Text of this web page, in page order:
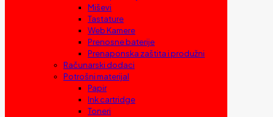
Miševi
Tastature
Web Kamere
Prenosne baterije
Prenaponska zaštita i produžni
Računarski dodaci
Potrošni materijal
Papir
Ink cartridge
Toneri